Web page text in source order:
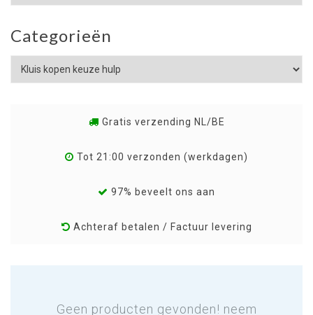
Categorieën
Gratis verzending NL/BE
Tot 21:00 verzonden (werkdagen)
97% beveelt ons aan
Achteraf betalen / Factuur levering
Geen producten gevonden! neem